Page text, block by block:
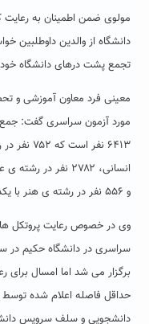
مولوی ضمن اطمینان به
دانشگاه از والدین داوطلبین
تجمع پشت درهای دانشگاه
معینی فرد معاون آموزشی و
مورد آزمون سراسری گفت: جمع
و ۵۵۶ نفر در رشته ی هنر با یکدیگر رقابت خواهند کرد.
وی در خصوص رعایت پروتکل
سراسری در دانشگاه حکیم در
برگزار می شد اما امسال برای
حداقل فاصله اعلام شده توسط
دانشجویی و سلف سرویس